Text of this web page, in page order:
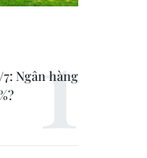
Ngân hàng